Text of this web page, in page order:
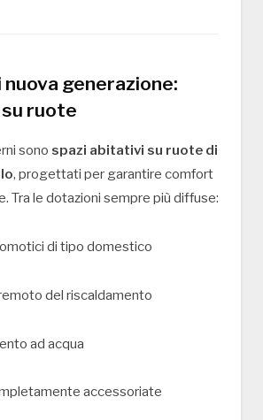
nuova generazione:
ruote
sono spazi abitativi su ruote di
, progettati per garantire comfort
Tra le dotazioni sempre più diffuse:
di tipo domestico
del riscaldamento
ad acqua
accessoriate